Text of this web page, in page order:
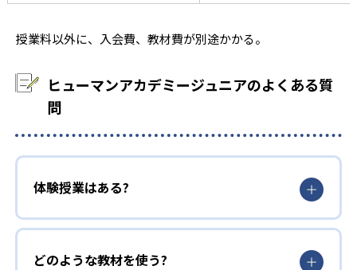
授業料以外に、入会費、教材費が別途かかる。
ヒューマンアカデミージュニアのよくある質
問
体験授業はある?
どのような教材を使う?